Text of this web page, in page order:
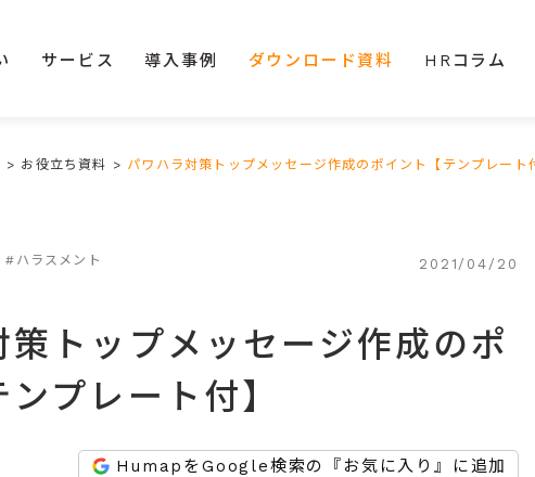
サービス 導入事例 ダウンロード資料 HRコラム
> お役立ち資料 > パワハラ対策トップメッセージ作成のポイント【テンプレート
#ハラスメント 2021/04/20
策トップメッセージ作成のポ
プレート付】
HumapをGoogle検索の『お気に入り』に追加